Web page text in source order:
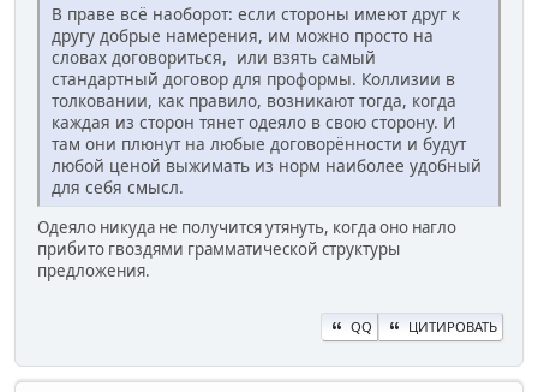
В праве всё наоборот: если стороны имеют друг к
другу добрые намерения, им можно просто на
словах договориться, или взять самый
стандартный договор для проформы. Коллизии в
толковании, как правило, возникают тогда, когда
каждая из сторон тянет одеяло в свою сторону. И
там они плюнут на любые договорённости и будут
любой ценой выжимать из норм наиболее удобный
для себя смысл.
Одеяло никуда не получится утянуть, когда оно нагло
прибито гвоздями грамматической структуры
предложения.
QQ ЦИТИРОВАТЬ